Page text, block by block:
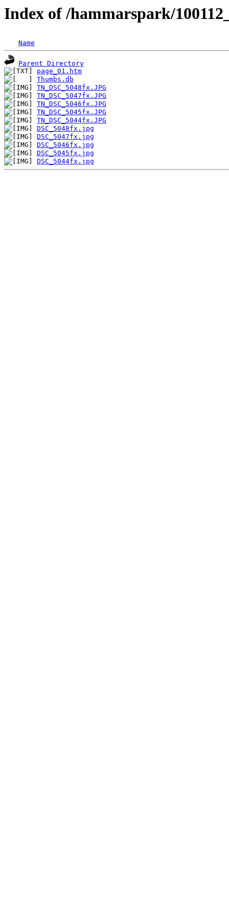
Index of /hammarspark/
Name
Parent Directory
page_01.htm
Thumbs.db
TN_DSC_5048fx.JPG
TN_DSC_5047fx.JPG
TN_DSC_5046fx.JPG
TN_DSC_5045fx.JPG
TN_DSC_5044fx.JPG
DSC_5048fx.jpg
DSC_5047fx.jpg
DSC_5046fx.jpg
DSC_5045fx.jpg
DSC_5044fx.jpg